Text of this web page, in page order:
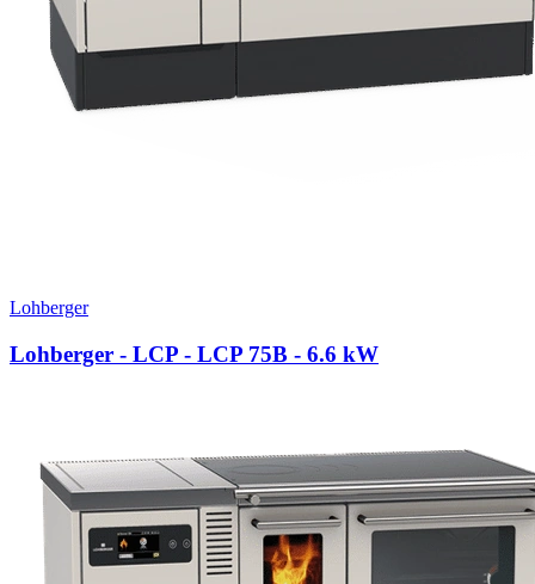
Lohberger
Lohberger - LCP - LCP 75B - 6.6 kW